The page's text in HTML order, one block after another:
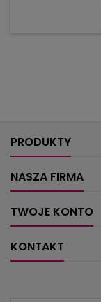
tle. Swetry
PRODUKTY
NASZA FIRMA
TWOJE KONTO
KONTAKT